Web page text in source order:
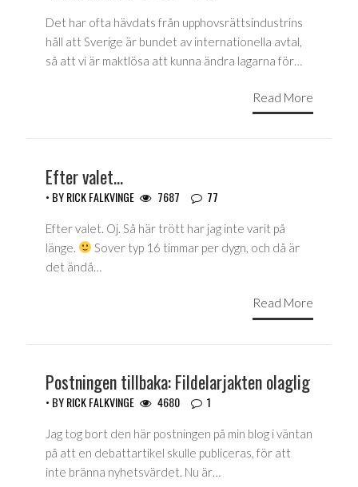
Det har ofta hävdats från upphovsrättsindustrins
håll att Sverige är bundet av internationella avtal,
så att vi är maktlösa att kunna ändra lagarna för…
Read More
Efter valet…
• BYRICK FALKVINGE 7687 77
Efter valet. Oj. Så här trött har jag inte varit på
länge.
Sover typ 16 timmar per dygn, och då är
det ändå…
Read More
Postningen tillbaka: Fildelarjakten olaglig
• BYRICK FALKVINGE 4680 1
Jag tog bort den här postningen på min blog i väntan
på att en debattartikel skulle publiceras, för att
inte bränna nyhetsvärdet. Nu är…